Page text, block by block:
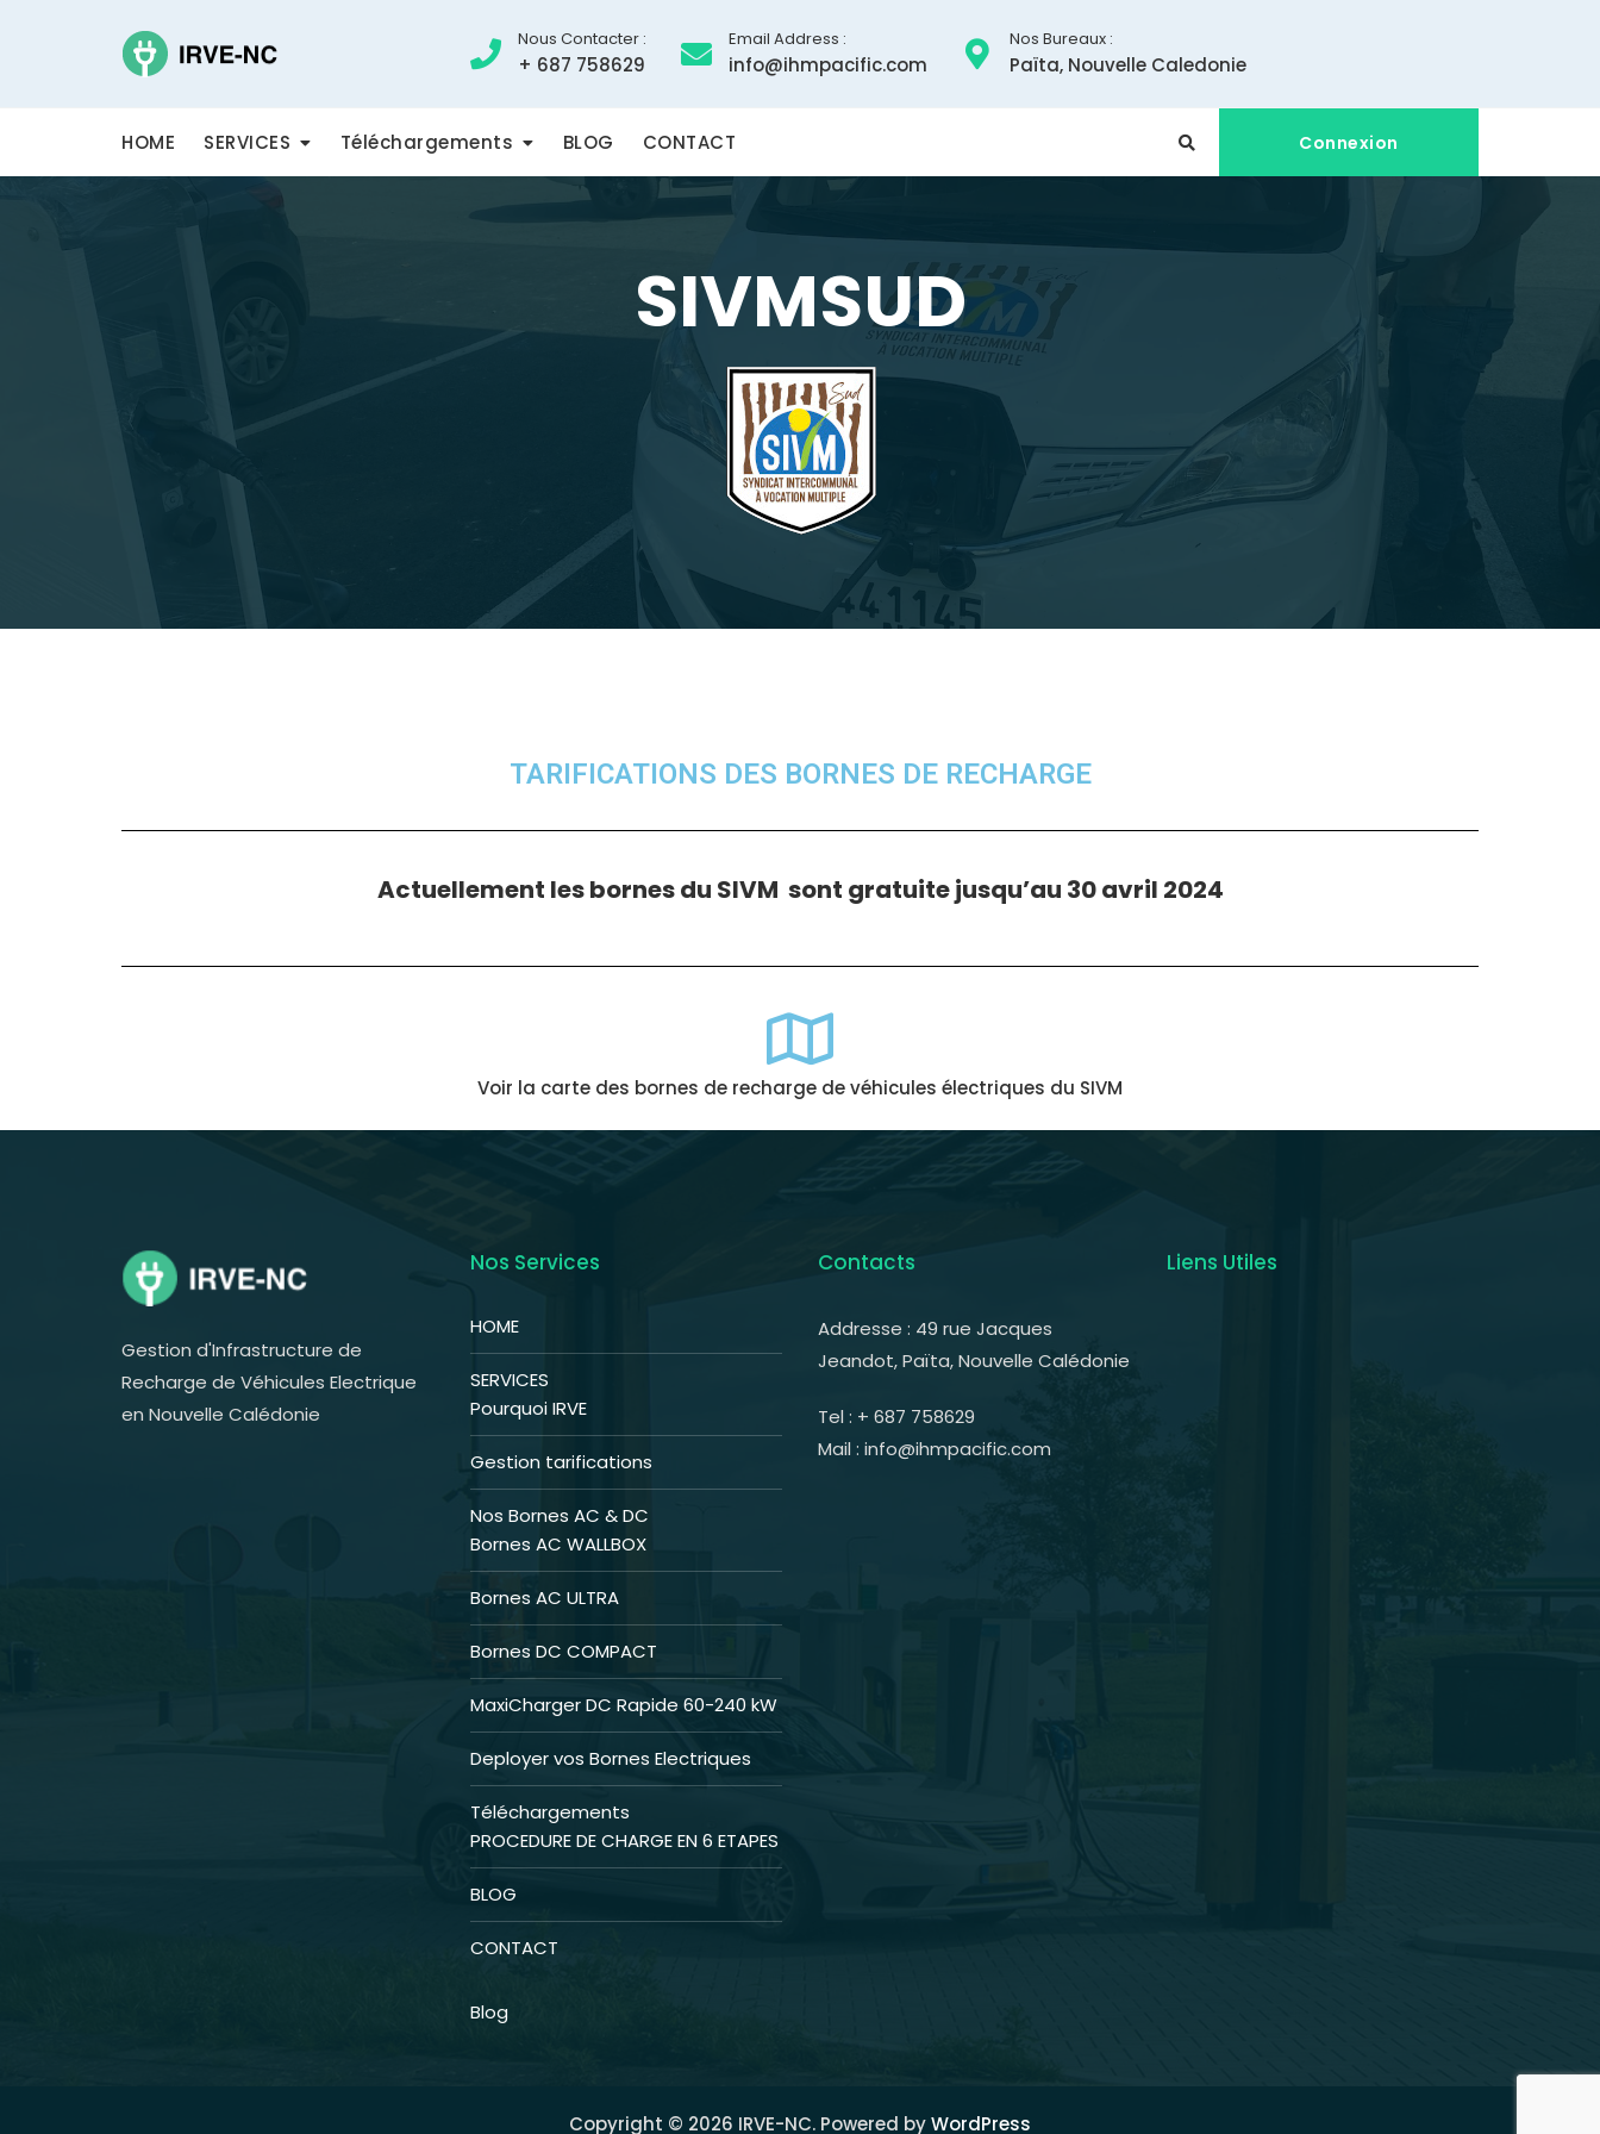
Nous Contacter :
+ 687 758629
Email Address :
info@ihmpacific.com
Nos Bureaux :
Païta, Nouvelle Caledonie
HOME SERVICES Téléchargements BLOG CONTACT Connexion
SIVMSUD
TARIFICATIONS DES BORNES DE RECHARGE
Actuellement les bornes du SIVM sont gratuite jusqu’au 30 avril 2024
Voir la carte des bornes de recharge de véhicules électriques du SIVM
Gestion d'Infrastructure de
Recharge de Véhicules Electrique
en Nouvelle Calédonie
Nos Services
HOME
SERVICES
Pourquoi IRVE
Gestion tarifications
Nos Bornes AC & DC
Bornes AC WALLBOX
Bornes AC ULTRA
Bornes DC COMPACT
MaxiCharger DC Rapide 60-240 kW
Deployer vos Bornes Electriques
Téléchargements
PROCEDURE DE CHARGE EN 6 ETAPES
BLOG
CONTACT
Blog
Contacts
Addresse : 49 rue Jacques
Jeandot, Païta, Nouvelle Calédonie
Tel : + 687 758629
Mail : info@ihmpacific.com
Liens Utiles
Copyright © 2026 IRVE-NC. Powered byWordPress